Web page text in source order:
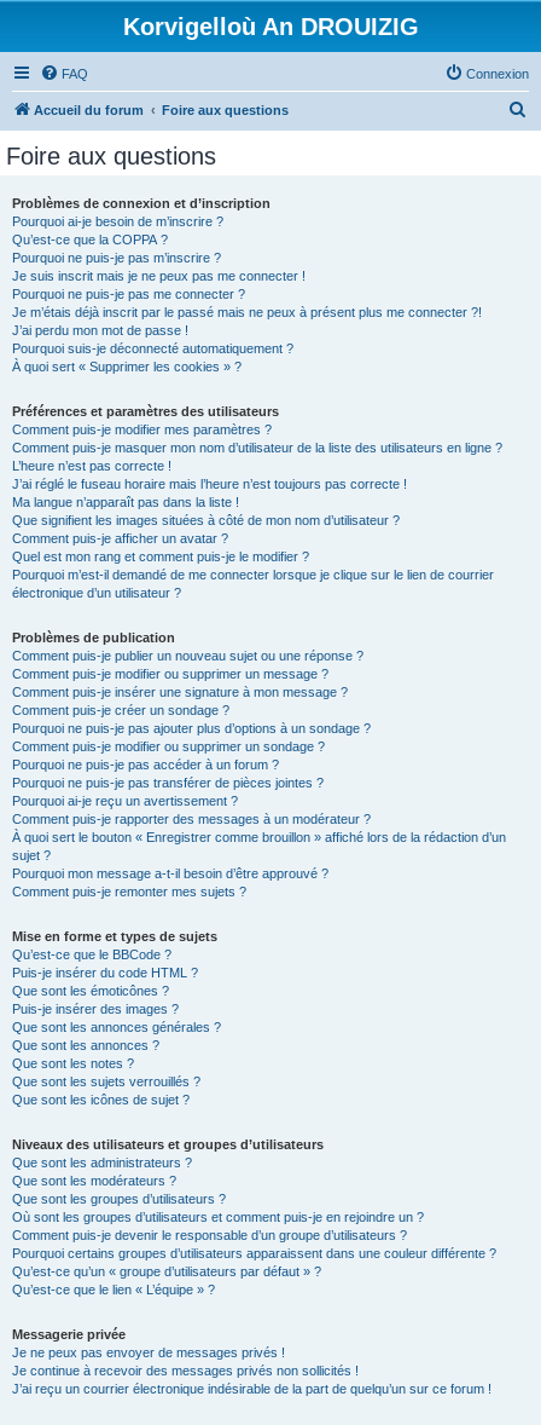
Korvigelloù An DROUIZIG
FAQ Connexion
Accueil du forum Foire aux questions
Foire aux questions
Problèmes de connexion et d’inscription
Pourquoi ai-je besoin de m’inscrire ?
Qu’est-ce que la COPPA ?
Pourquoi ne puis-je pas m’inscrire ?
Je suis inscrit mais je ne peux pas me connecter !
Pourquoi ne puis-je pas me connecter ?
Je m’étais déjà inscrit par le passé mais ne peux à présent plus me connecter ?!
J’ai perdu mon mot de passe !
Pourquoi suis-je déconnecté automatiquement ?
À quoi sert « Supprimer les cookies » ?
Préférences et paramètres des utilisateurs
Comment puis-je modifier mes paramètres ?
Comment puis-je masquer mon nom d’utilisateur de la liste des utilisateurs en ligne ?
L’heure n’est pas correcte !
J’ai réglé le fuseau horaire mais l’heure n’est toujours pas correcte !
Ma langue n’apparaît pas dans la liste !
Que signifient les images situées à côté de mon nom d’utilisateur ?
Comment puis-je afficher un avatar ?
Quel est mon rang et comment puis-je le modifier ?
Pourquoi m’est-il demandé de me connecter lorsque je clique sur le lien de courrier
électronique d’un utilisateur ?
Problèmes de publication
Comment puis-je publier un nouveau sujet ou une réponse ?
Comment puis-je modifier ou supprimer un message ?
Comment puis-je insérer une signature à mon message ?
Comment puis-je créer un sondage ?
Pourquoi ne puis-je pas ajouter plus d’options à un sondage ?
Comment puis-je modifier ou supprimer un sondage ?
Pourquoi ne puis-je pas accéder à un forum ?
Pourquoi ne puis-je pas transférer de pièces jointes ?
Pourquoi ai-je reçu un avertissement ?
Comment puis-je rapporter des messages à un modérateur ?
À quoi sert le bouton « Enregistrer comme brouillon » affiché lors de la rédaction d’un
sujet ?
Pourquoi mon message a-t-il besoin d’être approuvé ?
Comment puis-je remonter mes sujets ?
Mise en forme et types de sujets
Qu’est-ce que le BBCode ?
Puis-je insérer du code HTML ?
Que sont les émoticônes ?
Puis-je insérer des images ?
Que sont les annonces générales ?
Que sont les annonces ?
Que sont les notes ?
Que sont les sujets verrouillés ?
Que sont les icônes de sujet ?
Niveaux des utilisateurs et groupes d’utilisateurs
Que sont les administrateurs ?
Que sont les modérateurs ?
Que sont les groupes d’utilisateurs ?
Où sont les groupes d’utilisateurs et comment puis-je en rejoindre un ?
Comment puis-je devenir le responsable d’un groupe d’utilisateurs ?
Pourquoi certains groupes d’utilisateurs apparaissent dans une couleur différente ?
Qu’est-ce qu’un « groupe d’utilisateurs par défaut » ?
Qu’est-ce que le lien « L’équipe » ?
Messagerie privée
Je ne peux pas envoyer de messages privés !
Je continue à recevoir des messages privés non sollicités !
J’ai reçu un courrier électronique indésirable de la part de quelqu’un sur ce forum !